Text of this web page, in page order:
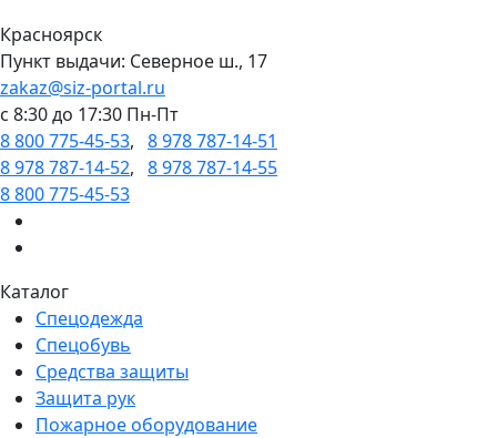
Красноярск
Пункт выдачи: Северное ш., 17
zakaz@siz-portal.ru
c 8:30 до 17:30 Пн-Пт
8 800 775-45-53, 8 978 787-14-51
8 978 787-14-52, 8 978 787-14-55
8 800 775-45-53
Каталог
Спецодежда
Спецобувь
Средства защиты
Защита рук
Пожарное оборудование